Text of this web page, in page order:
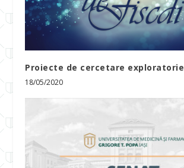
Proiecte de cercetare exploratorie
18/05/2020